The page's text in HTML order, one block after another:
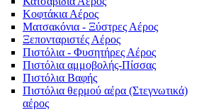
Κοφτάκια Αέρος
Ματσακόνια - Ξύστρες Αέρος
Ξεπονταριστές Αέρος
Πιστόλια - Φυσητήρες Αέρος
Πιστόλια αμμοβολής-Πίσσας
Πιστόλια Βαφής
Πιστόλια θερμού αέρα (Στεγνωτικά)
αέρος